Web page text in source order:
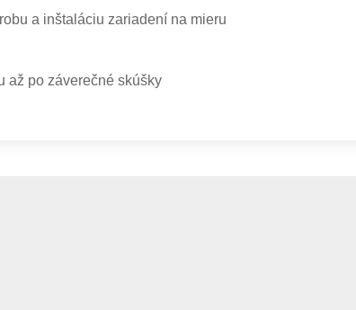
a inštaláciu zariadení na mieru
až po záverečné skúšky